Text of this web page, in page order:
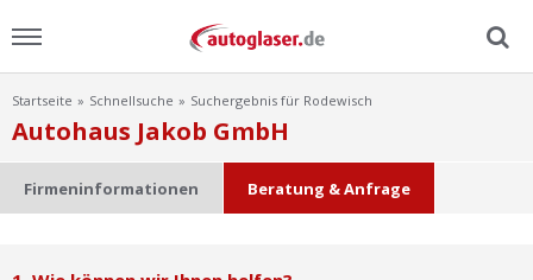
Menu
Home
Startseite Schnellsuche Suchergebnis für Rodewisch
Autohaus Jakob GmbH
Firmeninformationen Beratung & Anfrage